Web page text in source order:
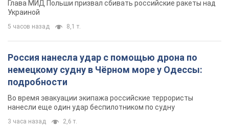
Глава МИД Польши призвал сбивать российские ракеты над
Украиной
5 часов назад 8,1 т.
Россия нанесла удар с помощью дрона по
немецкому судну в Чёрном море у Одессы:
подробности
Во время эвакуации экипажа российские террористы
нанесли еще один удар беспилотником по судну
3 часа назад 2,6 т.